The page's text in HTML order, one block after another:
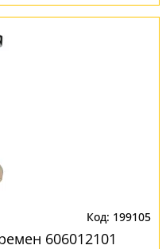
199105
606012101